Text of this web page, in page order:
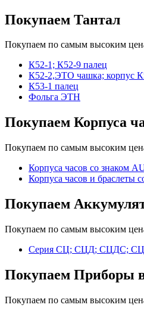
Покупаем Тантал
Покупаем по самым высоким
К52-1; К52-9 палец
К52-2,ЭТО чашка; корпус
К53-1 палец
Фольга ЭТН
Покупаем Корпуса
Покупаем по самым высоким
Корпуса часов cо знаком
Корпуса часов и браслеты
Покупаем
Покупаем по самым высоким
Серия СЦ; СЦД; СЦДС;
Покупаем Приборы в
Покупаем по самым высоким